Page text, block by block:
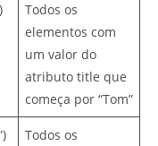
Todos os
elementos com
um valor do
atributo title que
começa por “Tom”
Todos os